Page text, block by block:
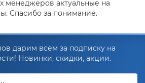
менеджеров актуальные на
Спасибо за понимание.
дарим всем за подписку на
Новинки, скидки, акции.